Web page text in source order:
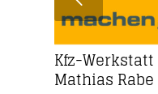
Kfz-Werkstatt
Mathias Rabe